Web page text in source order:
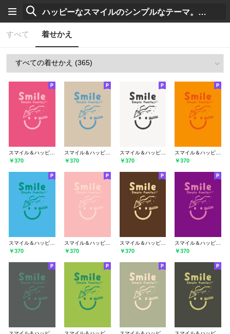
すべて 着せかえ
￥370
スマイル＆ハッピー 亜麻色
￥370
スマイル＆ハッピー パールホワイト
￥370 ￥370
￥370
スマイル＆ハッピー 桜貝色
￥370
スマイル＆ハッピー 黒茶
￥370 ￥370